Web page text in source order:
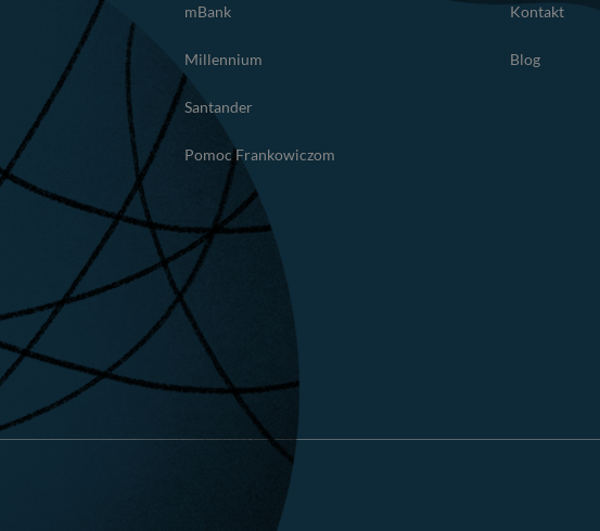
mBank
Millennium
Santander
Pomoc Frankowiczom
Kontakt
Blog